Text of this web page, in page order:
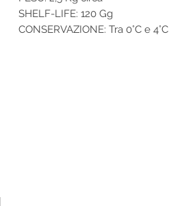
SHELF-LIFE: 120 Gg
CONSERVAZIONE: Tra 0°C e 4°C